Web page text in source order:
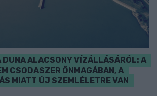
DUNA ALACSONY VÍZÁLLÁSÁRÓL: A
CSODASZER ÖNMAGÁBAN, A
MIATT ÚJ SZEMLÉLETRE VAN